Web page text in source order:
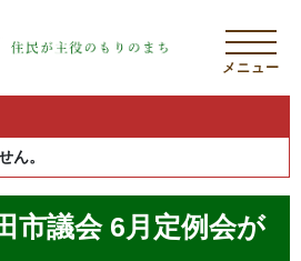
メニュー
ん。
市議会 6月定例会が